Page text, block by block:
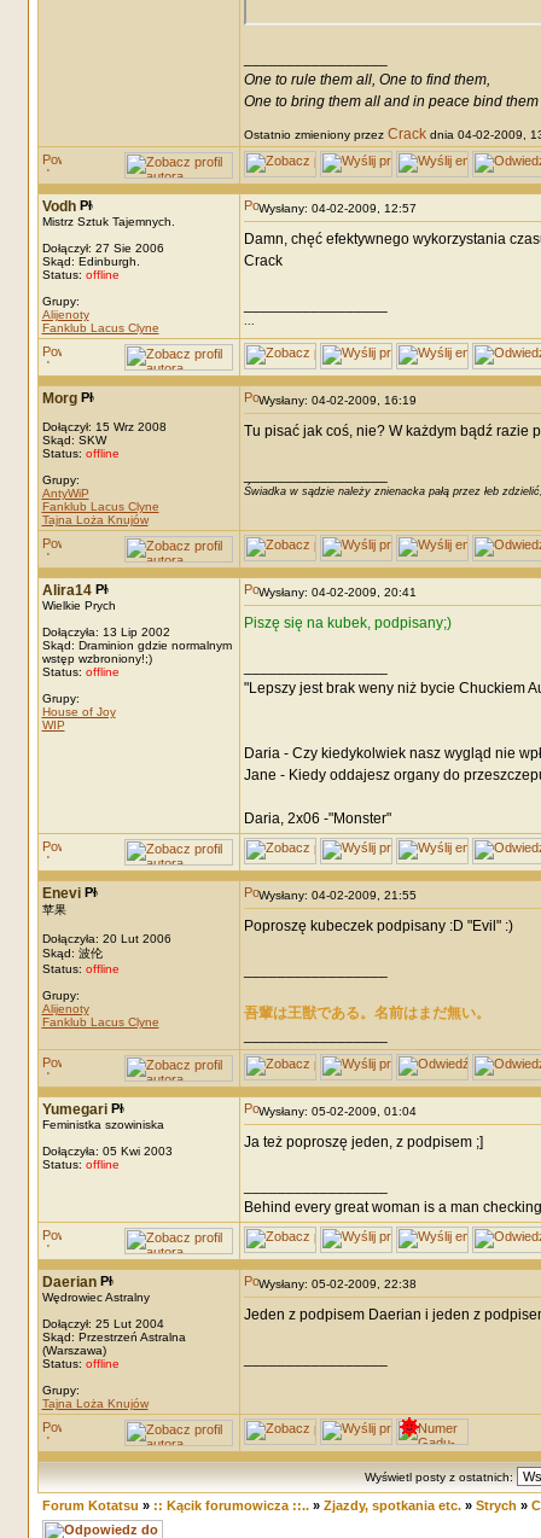
One to rule them all, One to find them,
One to bring them all and in peace bind them
Ostatnio zmieniony przez Crackdnia 04-02-2009,
Vodh
Mistrz Sztuk Tajemnych.
Dołączył: 27 Sie 2006
Skąd: Edinburgh.
Status: offline
Grupy:
Alijenoty
Fanklub Lacus Clyne
Wysłany: 04-02-2009, 12:57
Damn, chęć efektywnego wykorzystania
Crack
...
Morg
Dołączył: 15 Wrz 2008
Skąd: SKW
Status: offline
Grupy:
AntyWiP
Fanklub Lacus Clyne
Tajna Loża Knujów
Wysłany: 04-02-2009, 16:19
Tu pisać jak coś, nie? W każdym bądź razie
Świadka w sądzie należy znienacka pałą przez łeb
Alira14
Wielkie Prych
Dołączyła: 13 Lip 2002
Skąd: Draminion gdzie normalnym
wstęp wzbroniony!;)
Status: offline
Grupy:
House of Joy
WIP
Wysłany: 04-02-2009, 20:41
Piszę się na kubek, podpisany;)
"Lepszy jest brak weny niż bycie Chuckiem
Daria - Czy kiedykolwiek nasz wygląd nie
Jane - Kiedy oddajesz organy do
Daria, 2x06 -"Monster"
Enevi
苹果
Dołączyła: 20 Lut 2006
Skąd: 波伦
Status: offline
Grupy:
Alijenoty
Fanklub Lacus Clyne
Wysłany: 04-02-2009, 21:55
Poproszę kubeczek podpisany :D "Evil" :)
吾輩は王獣である。名前はまだ無い。
Yumegari
Feministka szowiniska
Dołączyła: 05 Kwi 2003
Status: offline
Wysłany: 05-02-2009, 01:04
Ja też poproszę jeden, z podpisem ;]
Behind every great woman is a man
Daerian
Wędrowiec Astralny
Dołączył: 25 Lut 2004
Skąd: Przestrzeń Astralna
(Warszawa)
Status: offline
Grupy:
Tajna Loża Knujów
Wysłany: 05-02-2009, 22:38
Jeden z podpisem Daerian i jeden z
Wyświetl posty z ostatnich:
Forum Kotatsu » :: Kącik forumowicza ::..» Zjazdy, spotkania etc.» Strych »